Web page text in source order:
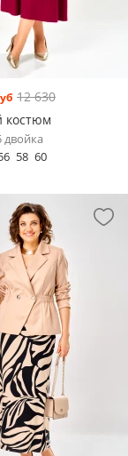
12 630
двойка
58 60